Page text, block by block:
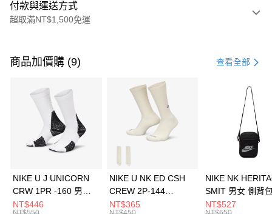
付款與運送方式
超取滿NT$1,500免運
信用卡一次付款
3 期 0 利率 每期 21家銀行
合作金庫商業銀行
第一商業銀行
華南商業銀行
彰化商業銀行
上海商業儲蓄銀行
元大商業銀行
Apple Pay
全盈+PAY
商品加價購 (9) 查看全部
NIKE U J UNICORN
CRW 1PR -160 男女
中統襪 FZ3393100
NT$446
NIKE U NK ED CSH
CREW 2P-144
EMBRDY 男女 短統襪
NT$365
NIKE NK
SMIT 男女 側背
BA5871010
NT$527